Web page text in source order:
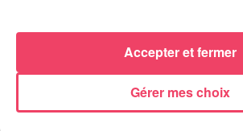
Gérer mes choix
Accepter et fermer